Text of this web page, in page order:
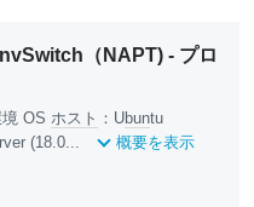
（NAPT) - プロ
OS ホスト ：Ubuntu
(18.0... 概要を表示